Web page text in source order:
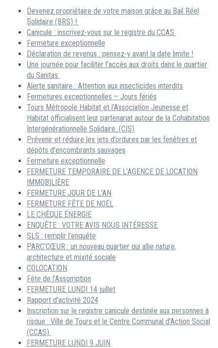
Devenez propriétaire de votre maison grâce au Bail Réel
Solidaire (BRS) !
Canicule : inscrivez-vous sur le registre du CCAS
Fermeture exceptionnelle
Déclaration de revenus : pensez-y avant la date limite !
Une journée pour faciliter l’accès aux droits dans le quartier
du Sanitas
Alerte sanitaire : Attention aux insecticides interdits
Fermetures exceptionnelles – Jours fériés
Tours Métropole Habitat et l’Association Jeunesse et
Habitat officialisent leur partenariat autour de la Cohabitation
Intergénérationnelle Solidaire. (CIS)
Prévenir et réduire les jets d’ordures par les fenêtres et
dépôts d’encombrants sauvages
Fermeture exceptionnelle
FERMETURE TEMPORAIRE DE L’AGENCE DE LOCATION
IMMOBILIÈRE
FERMETURE JOUR DE L’AN
FERMETURE FÊTE DE NOËL
LE CHÈQUE ÉNERGIE
ENQUÊTE : VOTRE AVIS NOUS INTÉRESSE
SLS : remplir l’enquête
PARC’CŒUR : un nouveau quartier qui allie nature,
architecture et mixité sociale
COLOCATION
Fête de l’Assomption
FERMETURE LUNDI 14 juillet
Rapport d’activité 2024
Inscription sur le registre canicule destinée aux personnes à
risque : Ville de Tours et le Centre Communal d’Action Social
(CCAS)
FERMETURE LUNDI 9 JUIN